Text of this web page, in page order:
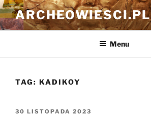
Przejdź
do
treści
ARCHEOWIESCI.PL
Menu
TAG: KADIKOY
OPUBLIKOWANE
30 LISTOPADA 2023